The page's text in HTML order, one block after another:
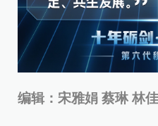
编辑：宋雅娟 蔡琳 林